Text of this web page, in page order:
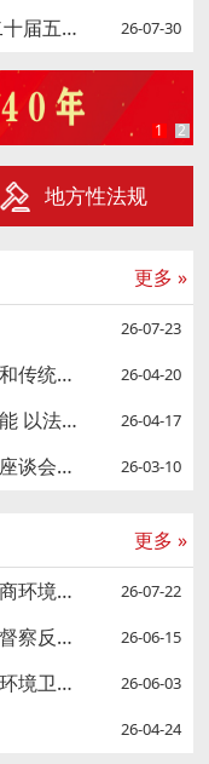
中共中央政治局召开会议 决定召开二十届五中全会 26-07-30
1 2
地方性法规
更多 »
26-07-23
彭仕扬带队赴泸州考察学习历史建筑和传统村落保护传承及立法工作 26-04-20
罗强在广元调研时强调：发挥人大职能 以法治力量护航千年蜀道 26-04-17
市人大常委会立法规划项目征求意见座谈会召开 26-03-10
更多 »
省、市人大代表视察《广元市优化营商环境条例》贯彻实施情况
26-07-22
朱家德带队到广元调研中央生态环保督察反馈问题整改工作 26-06-15
彭仕扬带队开展《广元市城市市容和环境卫生管理条例》专项执法检查 26-06-03
26-04-24